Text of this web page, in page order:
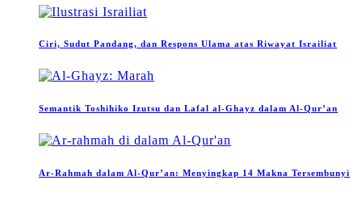
Ciri, Sudut Pandang, dan Respons Ulama atas Riwayat Israiliat
Semantik Toshihiko Izutsu dan Lafal al-Ghayz dalam Al-Qur’an
Ar-Rahmah dalam Al-Qur’an: Menyingkap 14 Makna Tersembunyi